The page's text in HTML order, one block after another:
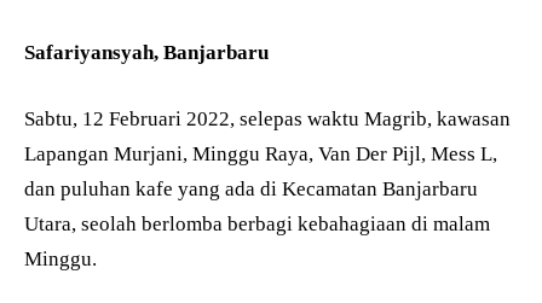
Safariyansyah, Banjarbaru
Sabtu, 12 Februari 2022, selepas waktu Magrib, kawasan
Lapangan Murjani, Minggu Raya, Van Der Pijl, Mess L,
dan puluhan kafe yang ada di Kecamatan Banjarbaru
Utara, seolah berlomba berbagi kebahagiaan di malam
Minggu.